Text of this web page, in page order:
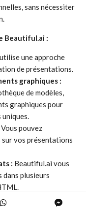
sans nécessiter
Beautiful.ai :
une approche
de présentations.
graphiques :
de modèles,
graphiques pour
Vous pouvez
vos présentations
: Beautiful.ai vous
dans plusieurs
inconvénients